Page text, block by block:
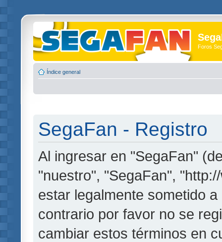
Foros
Índice general
SegaFan - Registro
Al ingresar en "SegaFan"
"nuestro", "SegaFan",
estar legalmente sometido
contrario por favor no se
cambiar estos términos en